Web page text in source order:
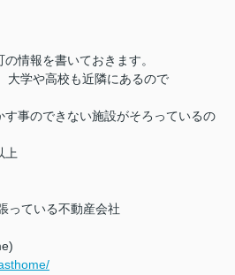
情報を書いておきます。
大学や高校も近隣にあるので
事のできない施設がそろっているの
上
っている不動産会社